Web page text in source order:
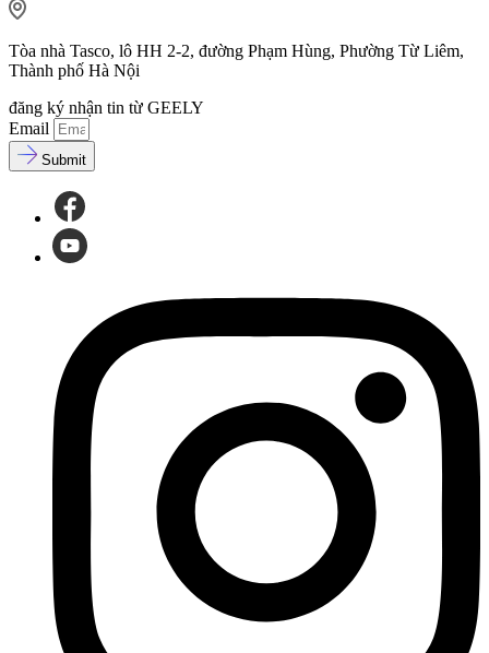
Tòa nhà Tasco, lô HH 2-2, đường Phạm Hùng, Phường Từ Liêm,
Thành phố Hà Nội
đăng ký nhận tin từ GEELY
Email
Submit